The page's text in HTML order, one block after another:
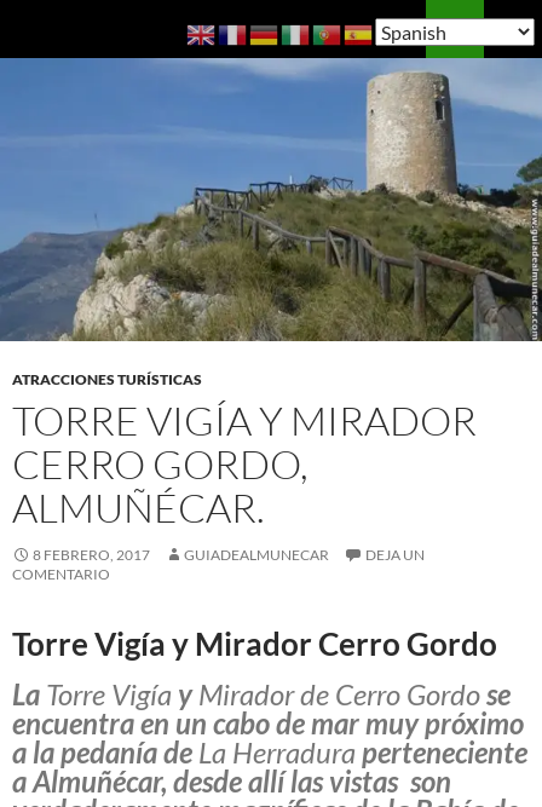
Guía de Almuñécar
ATRACCIONES TURÍSTICAS
TORRE VIGÍA Y MIRADOR
CERRO GORDO,
ALMUÑÉCAR.
8 FEBRERO, 2017 GUIADEALMUNECAR
DEJA UN
COMENTARIO
Torre Vigía y Mirador Cerro Gordo
La Torre Vigía yMirador de Cerro Gordose
encuentra en un cabo de mar muy próximo
a la pedanía de La Herradura perteneciente
a Almuñécar, desde allí las vistas son